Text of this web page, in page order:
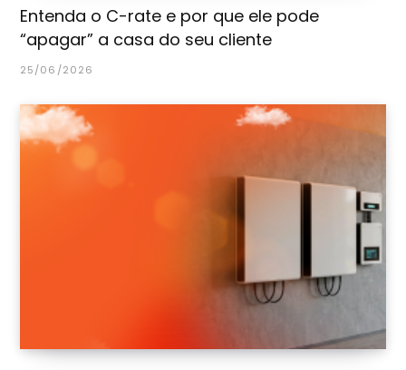
Entenda o C-rate e por que ele pode
“apagar” a casa do seu cliente
25/06/2026